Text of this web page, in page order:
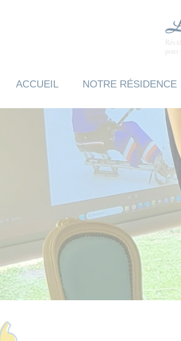
ACCUEIL NOTRE RÉSIDENCE